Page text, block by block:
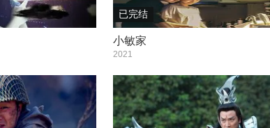
已完结
小敏家
2021